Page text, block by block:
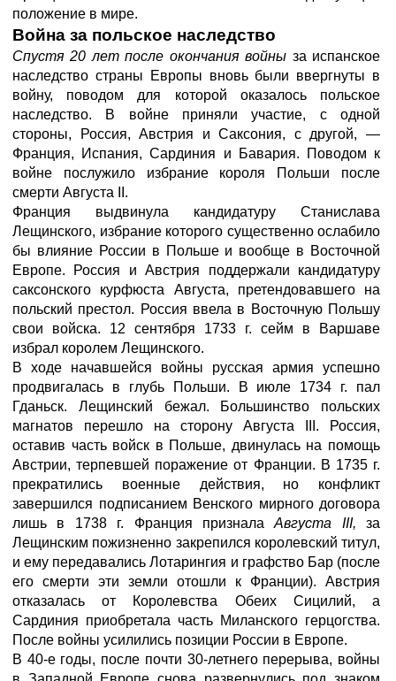
положение в мире.
Война за польское наследство
Спустя 20 лет после окончания войны за испанское
наследство страны Европы вновь были ввергнуты в
войну, поводом для которой оказалось польское
наследство. В войне приняли участие, с одной
стороны, Россия, Австрия и Саксония, с другой, —
Франция, Испания, Сардиния и Бавария. Поводом к
войне послужило избрание короля Польши после
смерти Августа II.
Франция выдвинула кандидатуру Станислава
Лещинского, избрание которого существенно ослабило
бы влияние России в Польше и вообще в Восточной
Европе. Россия и Австрия поддержали кандидатуру
саксонского курфюста Августа, претендовавшего на
польский престол. Россия ввела в Восточную Польшу
свои войска. 12 сентября 1733 г. сейм в Варшаве
избрал королем Лещинского.
В ходе начавшейся войны русская армия успешно
продвигалась в глубь Польши. В июле 1734 г. пал
Гданьск. Лещинский бежал. Большинство польских
магнатов перешло на сторону Августа III. Россия,
оставив часть войск в Польше, двинулась на помощь
Австрии, терпевшей поражение от Франции. В 1735 г.
прекратились военные действия, но конфликт
завершился подписанием Венского мирного договора
лишь в 1738 г. Франция призналаАвгуста III, за
Лещинским пожизненно закрепился королевский титул,
и ему передавались Лотарингия и графство Бар (после
его смерти эти земли отошли к Франции). Австрия
отказалась от Королевства Обеих Сицилий, а
Сардиния приобретала часть Миланского герцогства.
После войны усилились позиции России в Европе.
В 40-е годы, после почти 30-летнего перерыва, войны